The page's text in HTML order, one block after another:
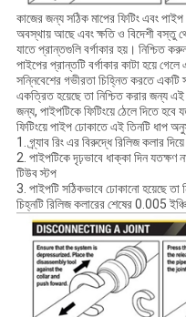
কাজের জন্য সঠিক মাপের ফিটিং এবং
অবস্থায় আছে এবং ক্ষতি ও বিদেশী বস্তু
যাতে প্রান্তগুলি বর্গাকার হয়। নিশ্চিত
পাইপের প্রান্তটি বর্গাকার কাটা হয়ে
সন্নিবেশের গভীরতা চিহ্নিত করতে একটি
একত্রিত হয়েছে তা নিশ্চিত করার জন্য এই
জন্য, পাইপটিকে ফিটিংয়ে ঠেলে দিতে হবে
ফিটিংয়ে পাইপ ঢোকাতে এই তিনটি ধাপ
1. গ্র্যাব রিং এর বিরুদ্ধে রিলিজ কলার
2. পাইপটিকে দৃঢ়ভাবে ধাক্কা দিন যতক্ষণ
টিউব স্টপ
3. পাইপটি সঠিকভাবে ঢোকানো হয়েছে তা
চিহ্নটি রিলিজ কলারের শেষের 0.005